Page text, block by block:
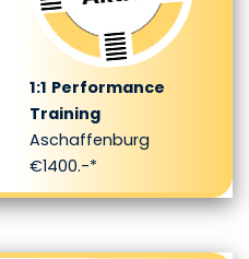
1:1 Performance
Training
Aschaffenburg
€1400.-*